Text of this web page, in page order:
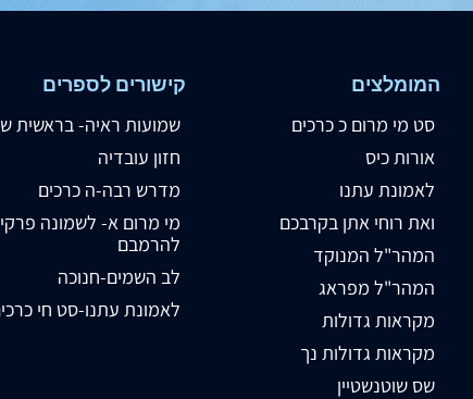
המומלצים
סט מי מרום כ כרכים
אורות כיס
לאמונת עתנו
ואת רוחי אתן בקרבכם
המהר"ל המנוקד
המהר"ל מפראג
מקראות גדולות
מקראות גדולות נך
שס שוטנשטיין
קישורים לספרים
שמועות ראיה- בראשית
חזון עובדיה
מדרש רבה-ה כרכים
מי מרום א- לשמונה
להרמבם
לב השמים-חנוכה
לאמונת עתנו-סט חי